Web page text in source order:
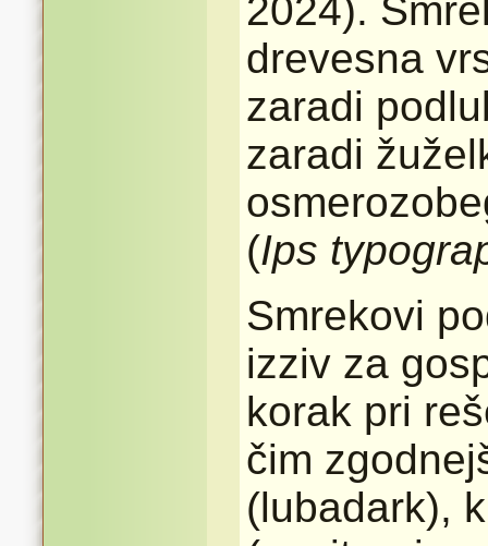
2024).
drevesna
zaradi
zaradi
(Ips
Smrekovi
izziv za
korak pri
čim
(lubadark),